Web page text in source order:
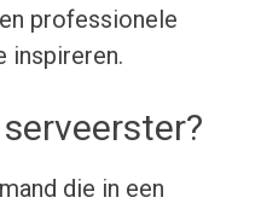
professionele
inspireren.
die in een